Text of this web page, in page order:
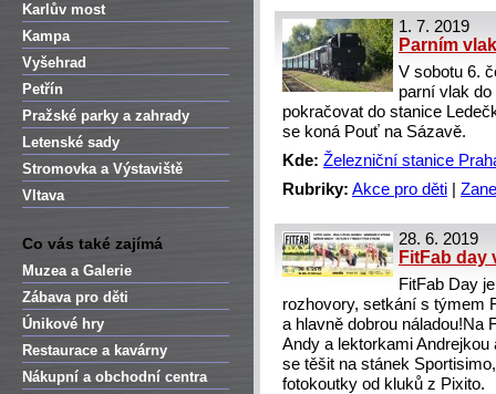
Karlův most
Kampa
Vyšehrad
Petřín
Pražské parky a zahrady
Letenské sady
Stromovka a Výstaviště
Vltava
Co vás také zajímá
Muzea a Galerie
Zábava pro děti
Únikové hry
Restaurace a kavárny
Nákupní a obchodní centra
1. 7. 2019
Parním
V sobotu 6.
parní vlak
pokračovat do stanice
se koná Pouť na Sázavě.
Kde: Železniční stanice
Rubriky: Akce pro děti
28. 6. 2019
FitFab day
FitFab Day
rozhovory, setkání s týmem
a hlavně dobrou náladou!Na
Andy a lektorkami
se těšit na stánek
fotokoutky od kluků z Pixito.